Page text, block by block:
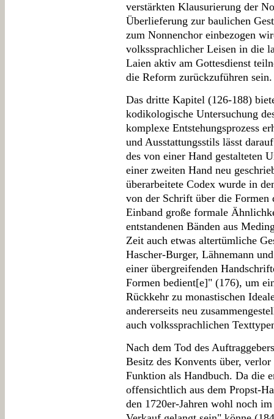
verstärkten Klausurierung der
Überlieferung zur baulichen
zum Nonnenchor einbezogen
volkssprachlicher Leisen in die
Laien aktiv am Gottesdienst
die Reform zurückzuführen sein.
Das dritte Kapitel (126-188)
kodikologische Untersuchung
komplexe Entstehungsprozess
und Ausstattungsstils lässt
des von einer Hand gestalteten
einer zweiten Hand neu
überarbeitete Codex wurde in
von der Schrift über die
Einband große formale
entstandenen Bänden aus
Zeit auch etwas altertümliche
Hascher-Burger, Lähnemann
einer übergreifenden
Formen bedient[e]" (176), um
Rückkehr zu monastischen
andererseits neu
auch volkssprachlichen
Nach dem Tod des
Besitz des Konvents über,
Funktion als Handbuch. Da die
offensichtlich aus dem Propst-
den 1720er-Jahren wohl noch